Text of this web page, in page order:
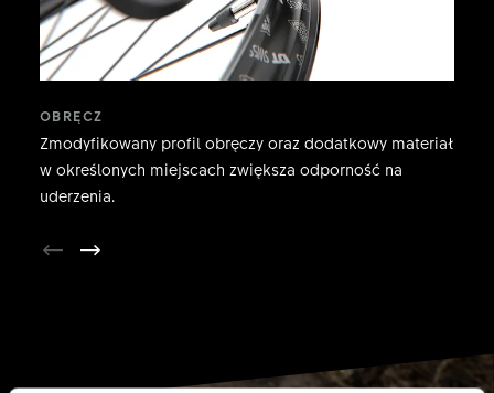
OBRĘCZ
Zmodyfikowany profil obręczy oraz dodatkowy materiał
w określonych miejscach zwiększa odporność na
uderzenia.